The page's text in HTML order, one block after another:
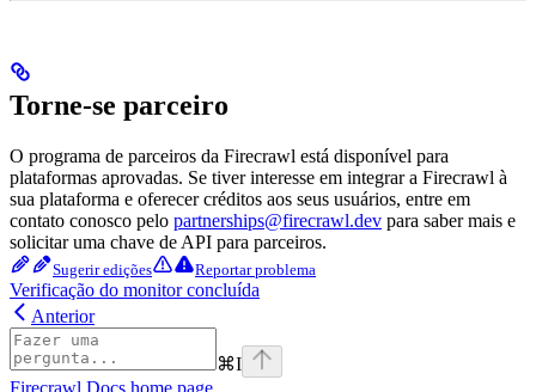
Torne-se parceiro
O programa de parceiros da Firecrawl está disponível para
plataformas aprovadas. Se tiver interesse em integrar a Firecrawl à
sua plataforma e oferecer créditos aos seus usuários, entre em
contato conosco pelo partnerships@firecrawl.dev para saber mais e
solicitar uma chave de API para parceiros.
Sugerir edições Reportar problema
Verificação do monitor concluída
Anterior
⌘I
Firecrawl Docs home page